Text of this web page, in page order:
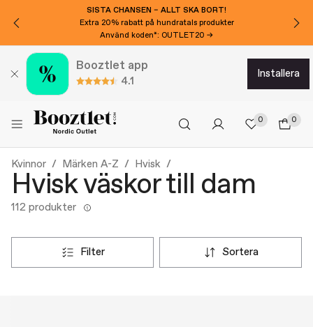
SISTA CHANSEN – ALLT SKA BORT!
Extra 20% rabatt på hundratals produkter
Använd koden*: OUTLET20 →
Booztlet app
4.1
installera
0 0
Kvinnor Märken A-Z Hvisk
Hvisk väskor till dam
112 produkter
filter sortera